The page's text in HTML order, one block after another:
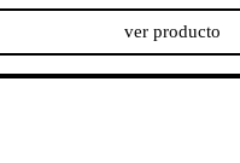
ver producto